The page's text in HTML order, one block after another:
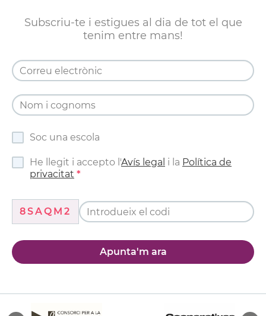
Subscriu-te i estigues al dia de tot el que
tenim entre mans!
Soc una escola
He llegit i accepto l'Avís legal i la Política de
privacitat
8SAQM2
Apunta'm ara